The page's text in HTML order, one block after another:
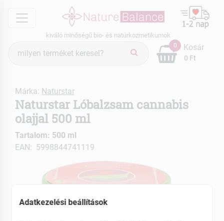
menu
kiváló minőségű bio- és natúrkozmetikumok
keresés
0
0 Ft
Kosár
Márka: Naturstar
Naturstar Lóbalzsam cannabis
olajjal 500 ml
Tartalom: 500 ml
EAN: 5998844741119
Adatkezelési beállítások